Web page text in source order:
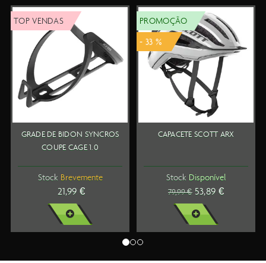
VENDAS
DE BIDON SYNCROS
COUPE CAGE 1.0
Brevemente
21,99 €
VER MAIS
PROMOÇÃO
CAPACETE SCOTT ARX
Disponível
53,89 €
VER MAIS